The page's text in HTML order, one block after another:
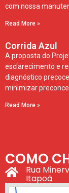
com nossa
Read More »
Corrida Azul
A proposta do
esclarecimento e
diagnóstico
minimizar
Read More »
COMO
Rua
Itapoã